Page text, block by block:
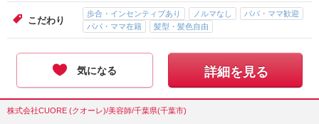
こだわり
歩合・インセンティブあり ノルマなし
パパ・ママ歓迎
パパ・ママ在籍
髪型・髪色自由
気になる 詳細を見る
株式会社CUORE (クオーレ)/美容師/千葉県(千葉市)